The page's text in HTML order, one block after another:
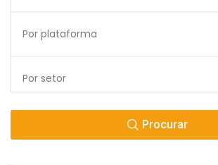
Por plataforma
Por setor
Procurar